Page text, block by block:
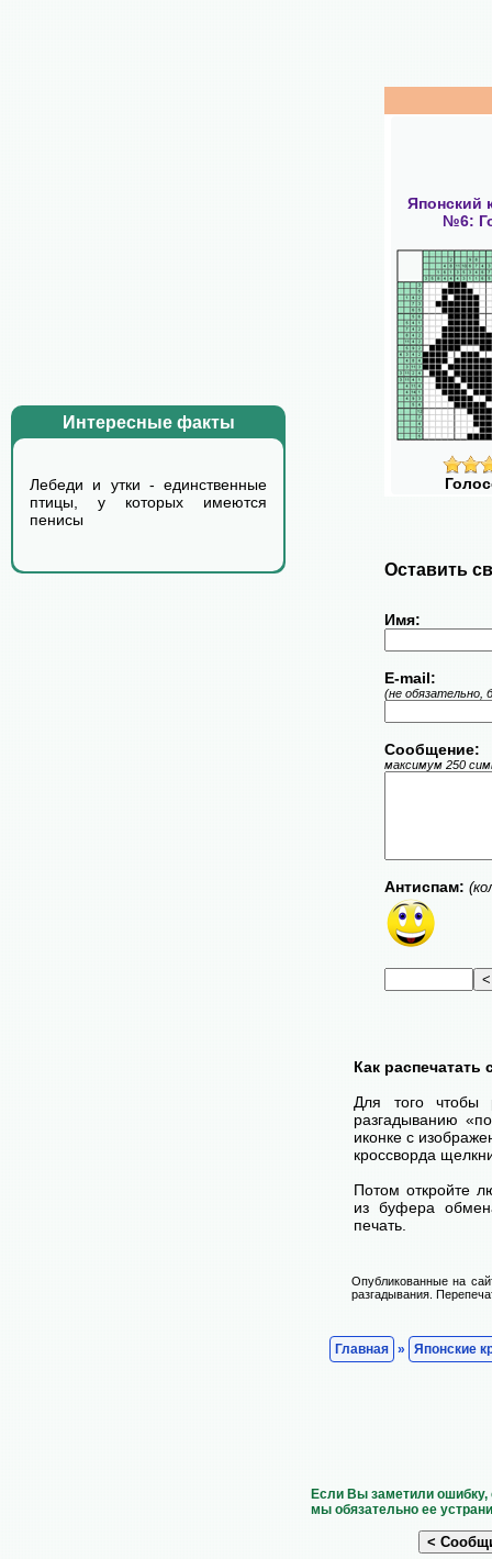
Интересные факты
Лебеди и утки - единственные
птицы, у которых имеются
пенисы
Японский
№6:
Оставить
Имя:
E-mail:
(не обязательно,
Сообщение:
максимум 250
Антиспам:
Как
Для того чтобы
разгадыванию
иконке с
кроссворда
Потом откройте
из буфера
печать.
Опубликованные на
разгадывания.
Главная » Японские
Если Вы заметили
мы обязательно ее